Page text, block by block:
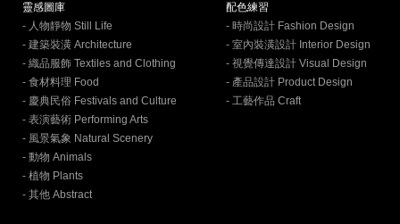
靈感圖庫
- 人物靜物 Still Life
- 建築裝潢 Architecture
- 織品服飾 Textiles and Clothing
- 食材料理 Food
- 慶典民俗 Festivals and Culture
- 表演藝術 Performing Arts
- 風景氣象 Natural Scenery
- 動物 Animals
- 植物 Plants
- 其他 Abstract
配色練習
- 時尚設計 Fashion Design
- 室內裝潢設計 Interior Design
- 視覺傳達設計 Visual Design
- 產品設計 Product Design
- 工藝作品 Craft